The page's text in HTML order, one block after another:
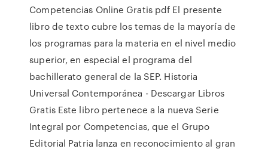
Competencias Online Gratis pdf El presente
libro de texto cubre los temas de la mayoría de
los programas para la materia en el nivel medio
superior, en especial el programa del
bachillerato general de la SEP. Historia
Universal Contemporánea - Descargar Libros
Gratis Este libro pertenece a la nueva Serie
Integral por Competencias, que el Grupo
Editorial Patria lanza en reconocimiento al gran